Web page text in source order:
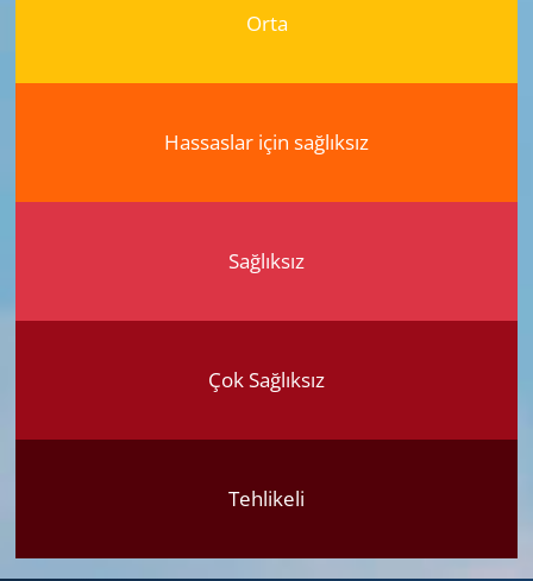
Orta
Hassaslar için sağlıksız
Sağlıksız
Çok Sağlıksız
Tehlikeli